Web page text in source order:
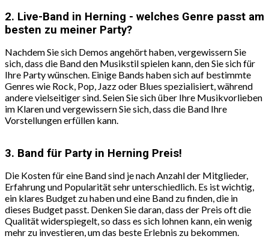
2. Live-Band in Herning - welches Genre passt am
besten zu meiner Party?
Nachdem Sie sich Demos angehört haben, vergewissern Sie
sich, dass die Band den Musikstil spielen kann, den Sie sich für
Ihre Party wünschen. Einige Bands haben sich auf bestimmte
Genres wie Rock, Pop, Jazz oder Blues spezialisiert, während
andere vielseitiger sind. Seien Sie sich über Ihre Musikvorlieben
im Klaren und vergewissern Sie sich, dass die Band Ihre
Vorstellungen erfüllen kann.
3. Band für Party in Herning Preis!
Die Kosten für eine Band sind je nach Anzahl der Mitglieder,
Erfahrung und Popularität sehr unterschiedlich. Es ist wichtig,
ein klares Budget zu haben und eine Band zu finden, die in
dieses Budget passt. Denken Sie daran, dass der Preis oft die
Qualität widerspiegelt, so dass es sich lohnen kann, ein wenig
mehr zu investieren, um das beste Erlebnis zu bekommen.